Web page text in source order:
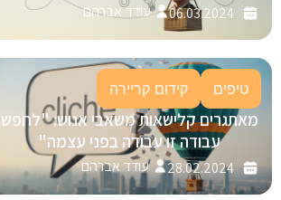
06.03.2024 עודד אברהם
טיפים קידום קריירה
מאתגרים קלישאות משאבי אנוש: "לחפש
עבודה זו עבודה בפני עצמה"
28.02.2024 עודד אברהם